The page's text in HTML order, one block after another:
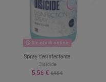
Sin stock online
Spray desinfectante
Disicide
5,56 € 6,95 €